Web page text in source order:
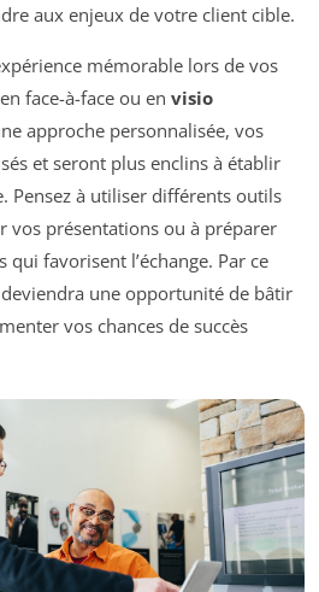
aux enjeux de votre client cible.
mémorable lors de vos
face-à-face ou en visio
approche personnalisée, vos
et seront plus enclins à établir
Pensez à utiliser différents outils
vos présentations ou à préparer
favorisent l’échange. Par ce
une opportunité de bâtir
vos chances de succès